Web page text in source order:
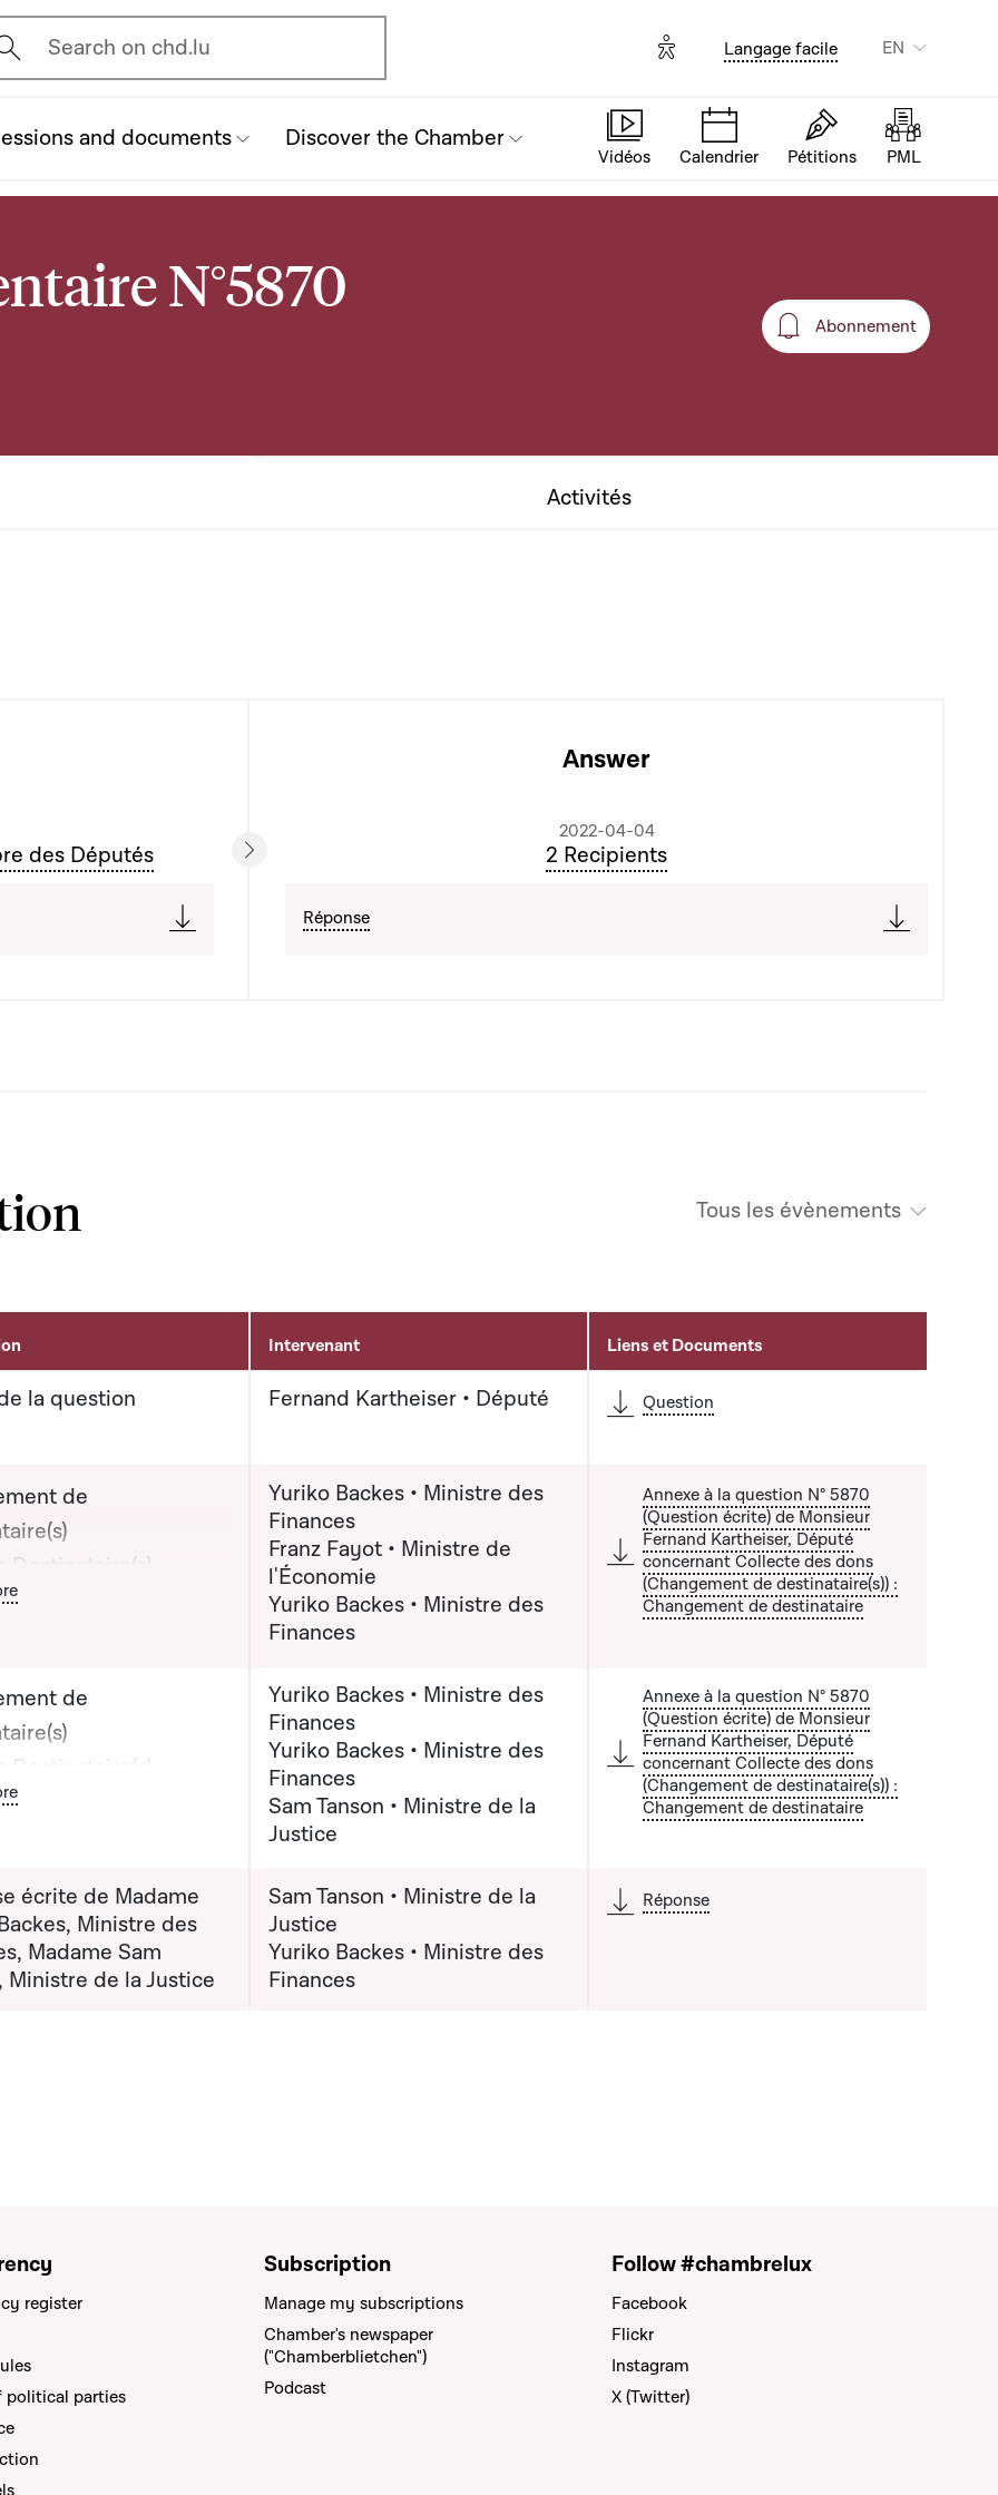
l'écran de recherche
Search on chd.lu Options d'accessibilité
Langage facile EN
and documents Discover the Chamber
Vidéos Calendrier Pétitions PML
N°5870
Abonnement
Abonnement
Activités
des Députés
Answer
2022-04-04
2 Recipients
Réponse
Tous les évènements
Intervenant Liens et Documents
la question Fernand Kartheiser • Député Question
de
Destinataire(s) :
Yuriko Backes,
destinataire(s) :
des Finances
graphique servant à afficher ou cacher tous les éléments de la liste qui précède
Yuriko Backes • Ministre des
Finances
Franz Fayot • Ministre de
l'Économie
Yuriko Backes • Ministre des
Finances
Annexe à la question N° 5870
(Question écrite) de Monsieur
Fernand Kartheiser, Député
concernant Collecte des dons
(Changement de destinataire(s)) :
Changement de destinataire
de
Destinataire(s) :
Yuriko Backes,
Yuriko Backes,
des Finances;
Sam Tanson, Ministre
graphique servant à afficher ou cacher tous les éléments de la liste qui précède
Yuriko Backes • Ministre des
Finances
Yuriko Backes • Ministre des
Finances
Sam Tanson • Ministre de la
Justice
Annexe à la question N° 5870
(Question écrite) de Monsieur
Fernand Kartheiser, Député
concernant Collecte des dons
(Changement de destinataire(s)) :
Changement de destinataire
écrite de Madame
Ministre des
Madame Sam
Ministre de la Justice
Sam Tanson • Ministre de la
Justice
Yuriko Backes • Ministre des
Finances
Réponse
register
political parties
Subscription
Manage my subscriptions
Chamber's newspaper
("Chamberblietchen")
Podcast
Follow #chambrelux
Facebook
Flickr
Instagram
X (Twitter)